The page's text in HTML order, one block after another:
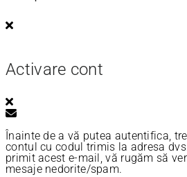
Activare cont
Înainte de a vă putea autentifica,
contul cu codul trimis la adresa
primit acest e-mail, vă rugăm să
mesaje nedorite/spam.